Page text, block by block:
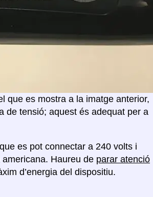
que es mostra a la imatge anterior,
de tensió; aquest és adequat per a
es pot connectar a 240 volts i
Haureu de parar atenció
d’energia del dispositiu.